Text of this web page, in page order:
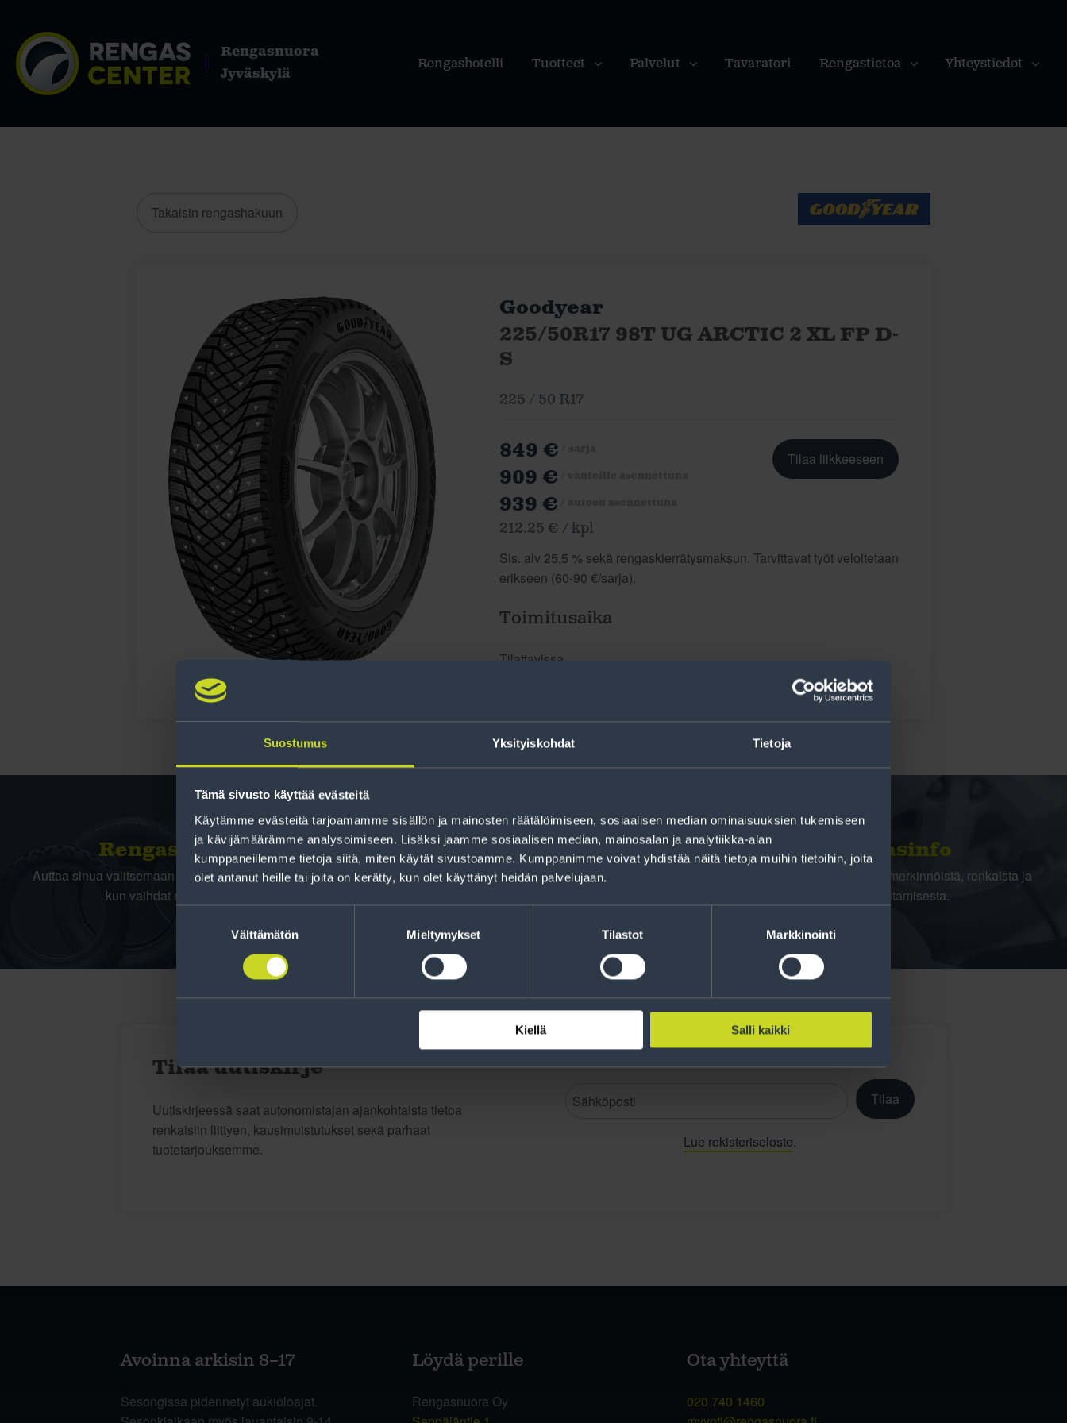
Suostumus Yksityiskohdat Tietoja
Tämä sivusto käyttää evästeitä
Käytämme evästeitä tarjoamamme sisällön ja mainosten räätälöimiseen, sosiaalisen median ominaisuuksien tukemiseen
ja kävijämäärämme analysoimiseen. Lisäksi jaamme sosiaalisen median, mainosalan ja analytiikka-alan
kumppaneillemme tietoja siitä, miten käytät sivustoamme. Kumppanimme voivat yhdistää näitä tietoja muihin tietoihin, joita
olet antanut heille tai joita on kerätty, kun olet käyttänyt heidän palvelujaan.
Välttämätön Mieltymykset Tilastot Markkinointi
Kiellä Salli kaikki
Rengasnuora
Jyväskylä
Rengashotelli Tuotteet Palvelut Tavaratori Rengastietoa Yhteystiedot
Takaisin rengashakuun
Goodyear
225/50R17 98T UG ARCTIC 2 XL FP D-
S
225 / 50 R17
849 €
909 €
939 €
212.25 € / kpl
Tilaa liikkeeseen
Sis. alv 25,5 % sekä rengaskierrätysmaksun. Tarvittavat työt veloitetaan
erikseen (60-90 €/sarja).
Toimitusaika
Tilattavissa
Rengas­laskuri
Auttaa sinua valitsemaan oikean kokoisen renkaan,
kun vaihdat rengaskokoa.
Rahoitus
Tee ostoksesi RengasCenter-tilillä. Saat
Rengasinfo
Tavallisen ihmisen tietoa merkinnöistä, renkaista ja
niiden huoltamisesta.
Tilaa uutiskirje
Uutiskirjeessä saat autonomistajan ajankohtaista tietoa
renkaisiin liittyen, kausimuistutukset sekä parhaat
tuotetarjouksemme.
Tilaa
Lue rekisteriseloste.
Avoinna arkisin 8–17
Sesongissa pidennetyt aukioloajat.
Löydä perille
Rengasnuora Oy
Ota yhteyttä
020 740 1460